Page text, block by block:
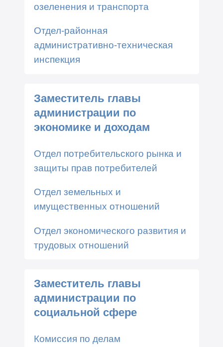
озеленения и транспорта
Отдел-районная
административно-техническая
инспекция
Заместитель главы
администрации по
экономике и доходам
Отдел потребительского рынка и
защиты прав потребителей
Отдел земельных и
имущественных отношений
Отдел экономического развития и
трудовых отношений
Заместитель главы
администрации по
социальной сфере
Комиссия по делам